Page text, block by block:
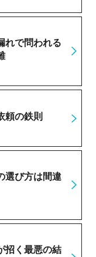
れで問われる
頼の鉄則
選び方は間違
招く最悪の結